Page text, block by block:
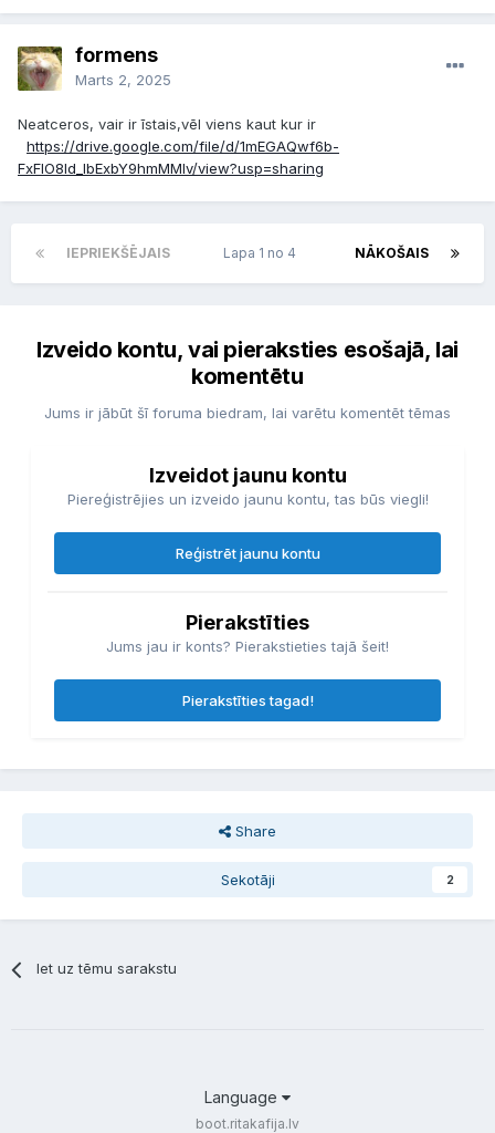
formens
Marts 2, 2025
Neatceros, vair ir īstais,vēl viens kaut kur ir
https://drive.google.com/file/d/1mEGAQwf6b-
FxFlO8ld_IbExbY9hmMMlv/view?usp=sharing
IEPRIEKŠĒJAIS NĀKOŠAIS
Lapa 1 no 4
Izveido kontu, vai pieraksties esošajā, lai
komentētu
Jums ir jābūt šī foruma biedram, lai varētu komentēt tēmas
Izveidot jaunu kontu
Piereģistrējies un izveido jaunu kontu, tas būs viegli!
Reģistrēt jaunu kontu
Pierakstīties
Jums jau ir konts? Pierakstieties tajā šeit!
Pierakstīties tagad!
Share
Sekotāji 2
Iet uz tēmu sarakstu
Language
boot.ritakafija.lv